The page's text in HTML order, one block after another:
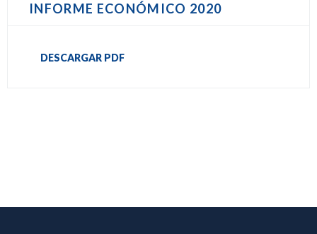
INFORME ECONÓMICO 2020
DESCARGAR PDF